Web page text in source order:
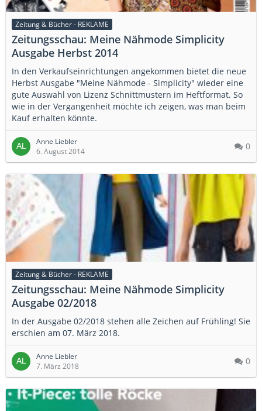
Zeitung & Bücher - REKLAME
Zeitungsschau: Meine Nähmode Simplicity
Ausgabe Herbst 2014
In den Verkaufseinrichtungen angekommen bietet die neue
Herbst Ausgabe "Meine Nähmode - Simplicity" wieder eine
gute Auswahl von Lizenz Schnittmustern im Heftformat. So
wie in der Vergangenheit möchte ich zeigen, was man beim
Kauf erhalten könnte.
Anne Liebler
6. August 2014
0
Zeitung & Bücher - REKLAME
Zeitungsschau: Meine Nähmode Simplicity
Ausgabe 02/2018
In der Ausgabe 02/2018 stehen alle Zeichen auf Frühling! Sie
erschien am 07. März 2018.
Anne Liebler
7. März 2018
0